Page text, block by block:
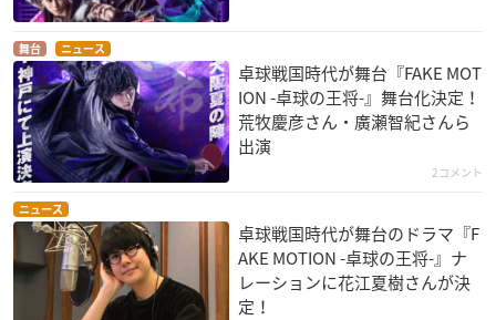
舞台 ニュース
卓球戦国時代が舞台『FAKE MOT
ION -卓球の王将-』舞台化決定！
荒牧慶彦さん・廣瀬智紀さんら
出演
2コメント
ニュース
卓球戦国時代が舞台のドラマ『F
AKE MOTION -卓球の王将-』ナ
レーションに花江夏樹さんが決
定！